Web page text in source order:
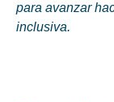
para avanzar
inclusiva.